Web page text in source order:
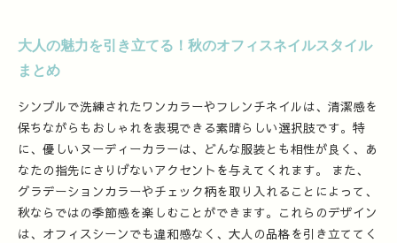
大人の魅力を引き立てる！秋のオフィスネイルスタイル
まとめ
シンプルで洗練されたワンカラーやフレンチネイルは、清潔感を
保ちながらもおしゃれを表現できる素晴らしい選択肢です。特
に、優しいヌーディーカラーは、どんな服装とも相性が良く、あ
なたの指先にさりげないアクセントを与えてくれます。 また、
グラデーションカラーやチェック柄を取り入れることによって、
秋ならではの季節感を楽しむことができます。これらのデザイン
は、オフィスシーンでも違和感なく、大人の品格を引き立ててく